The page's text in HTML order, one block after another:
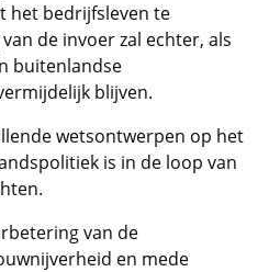
het bedrijfsleven te
de invoer zal echter, als
buitenlandse
blijven.
wetsontwerpen op het
is in de loop van
van de
en mede